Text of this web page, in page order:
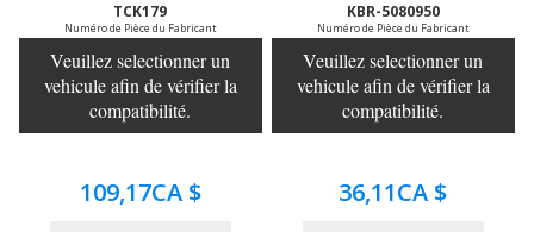
TCK179
Numéro de Pièce du Fabricant
Veuillez selectionner un
vehicule afin de vérifier la
compatibilité.
109,17CA $
KBR-5080950
Numéro de Pièce du Fabricant
Veuillez selectionner un
vehicule afin de vérifier la
compatibilité.
36,11CA $